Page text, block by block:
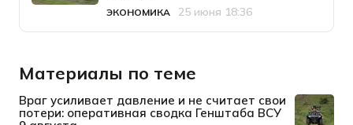
Категория
ЭКОНОМИКА
Дата публикации
25 июня 18:36
Материалы по теме
Враг усиливает давление и не считает свои
потери: оперативная сводка Генштаба ВСУ